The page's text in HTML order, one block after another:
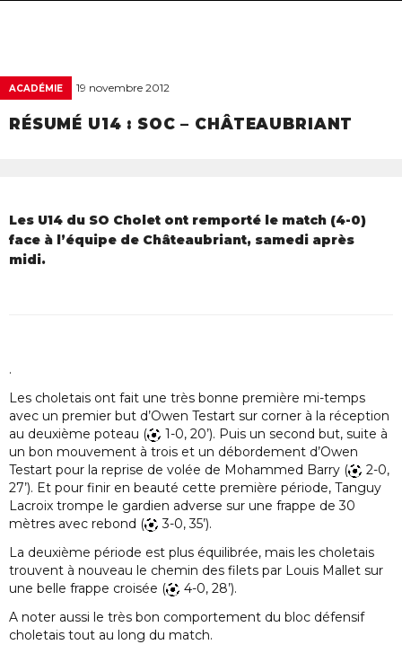
ACADÉMIE 19 novembre 2012
RÉSUMÉ U14 : SOC – CHÂTEAUBRIANT
Les U14 du SO Cholet ont remporté le match (4-0)
face à l’équipe de Châteaubriant, samedi après
midi.
.
Les choletais ont fait une très bonne première mi-temps
avec un premier but d’Owen Testart sur corner à la réception
au deuxième poteau (
1-0, 20’). Puis un second but, suite à
un bon mouvement à trois et un débordement d’Owen
Testart pour la reprise de volée de Mohammed Barry (
2-0,
27’). Et pour finir en beauté cette première période, Tanguy
Lacroix trompe le gardien adverse sur une frappe de 30
mètres avec rebond (
3-0, 35’).
La deuxième période est plus équilibrée, mais les choletais
trouvent à nouveau le chemin des filets par Louis Mallet sur
une belle frappe croisée (
4-0, 28’).
A noter aussi le très bon comportement du bloc défensif
choletais tout au long du match.